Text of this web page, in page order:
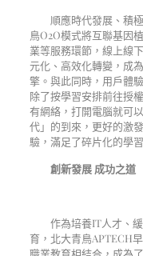
順應時代發展、積
鳥O2O模式將互聯基因
業等服務環節，線上線
元化、高效化轉變，成
擎。與此同時，用戶體
除了按學習安排前往授
有網絡，打開電腦就可
代」的到來，更好的激
驗，滿足了碎片化的學
創新發展 成功之道
作為培養IT人才、
育，北大青鳥APTECH
職業教育相結合，成為